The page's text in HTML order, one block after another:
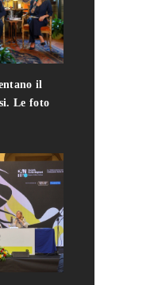
il
Le foto